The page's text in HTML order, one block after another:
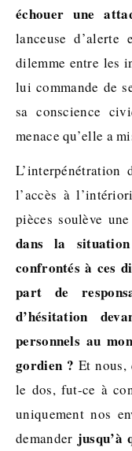
échouer une
lanceuse
dilemme entre les
lui commande de
sa conscience
menace qu’elle a
l’accès à
pièces soulève
dans la
confrontés à ces
part de
d’hésitation
personnels au
gordien ? Et nous,
le dos, fut-ce à
uniquement nos
demander jusqu’à